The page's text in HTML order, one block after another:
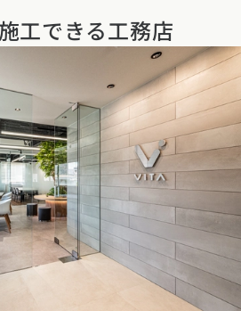
工できる工務店